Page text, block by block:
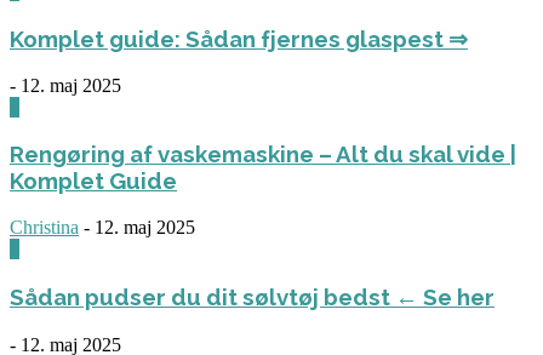
Komplet guide: Sådan fjernes glaspest ⇒
- 12. maj 2025
Rengøring af vaskemaskine – Alt du skal vide |
Komplet Guide
Christina - 12. maj 2025
Sådan pudser du dit sølvtøj bedst ← Se her
- 12. maj 2025